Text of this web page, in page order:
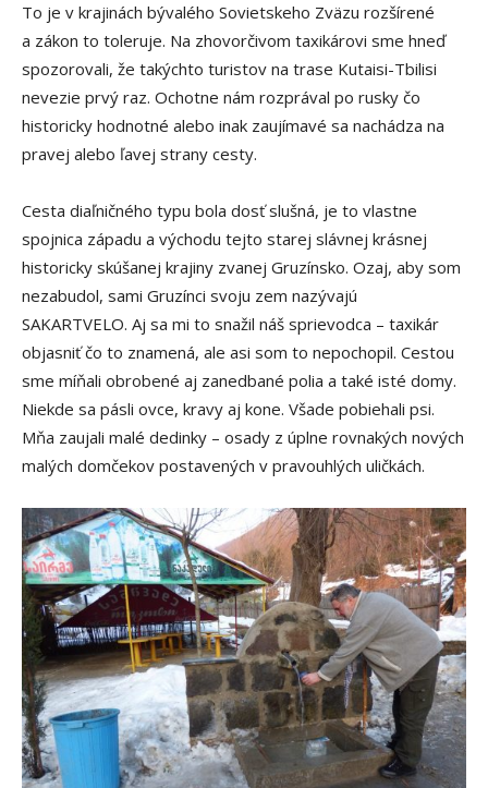
To je v krajinách bývalého Sovietskeho Zväzu rozšírené
a zákon to toleruje. Na zhovorčivom taxikárovi sme hneď
spozorovali, že takýchto turistov na trase Kutaisi-Tbilisi
nevezie prvý raz. Ochotne nám rozprával po rusky čo
historicky hodnotné alebo inak zaujímavé sa nachádza na
pravej alebo ľavej strany cesty.
Cesta diaľničného typu bola dosť slušná, je to vlastne
spojnica západu a východu tejto starej slávnej krásnej
historicky skúšanej krajiny zvanej Gruzínsko. Ozaj, aby som
nezabudol, sami Gruzínci svoju zem nazývajú
SAKARTVELO. Aj sa mi to snažil náš sprievodca – taxikár
objasniť čo to znamená, ale asi som to nepochopil. Cestou
sme míňali obrobené aj zanedbané polia a také isté domy.
Niekde sa pásli ovce, kravy aj kone. Všade pobiehali psi.
Mňa zaujali malé dedinky – osady z úplne rovnakých nových
malých domčekov postavených v pravouhlých uličkách.